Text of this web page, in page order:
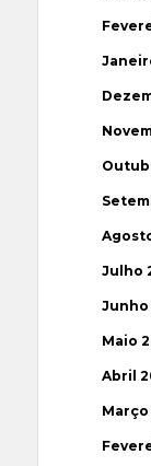
Julho
Junho
Maio
Abril
Março